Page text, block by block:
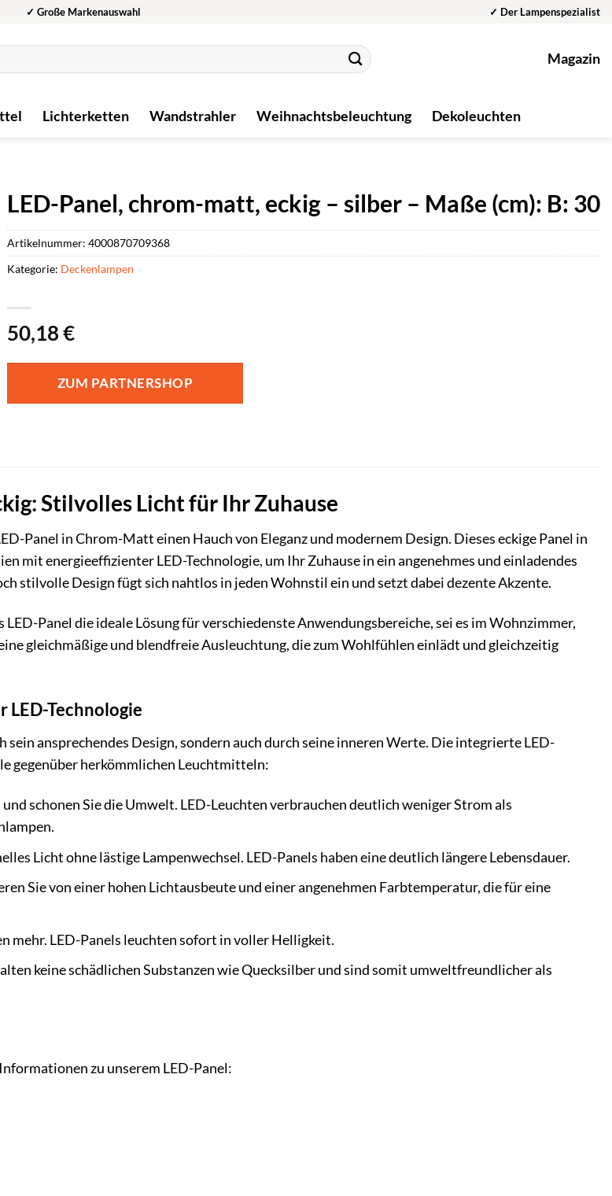
✓ Große Markenauswahl ✓ Der Lampenspezialist
Magazin
Lichterketten Wandstrahler Weihnachtsbeleuchtung Dekoleuchten
LED-Panel, chrom-matt, eckig – silber – Maße (cm): B: 30
50,18€
ZUM PARTNERSHOP
Artikelnummer: 4000870709368
Kategorie: Deckenlampen
Stilvolles Licht für Ihr Zuhause
Panel in Chrom-Matt einen Hauch von Eleganz und modernem Design. Dieses eckige Panel in
mit energieeffizienter LED-Technologie, um Ihr Zuhause in ein angenehmes und einladendes
stilvolle Design fügt sich nahtlos in jeden Wohnstil ein und setzt dabei dezente Akzente.
Panel die ideale Lösung für verschiedenste Anwendungsbereiche, sei es im Wohnzimmer,
gleichmäßige und blendfreie Ausleuchtung, die zum Wohlfühlen einlädt und gleichzeitig
LED-Technologie
sein ansprechendes Design, sondern auch durch seine inneren Werte. Die integrierte LED-
gegenüber herkömmlichen Leuchtmitteln:
und schonen Sie die Umwelt. LED-Leuchten verbrauchen deutlich weniger Strom als
Licht ohne lästige Lampenwechsel. LED-Panels haben eine deutlich längere Lebensdauer.
Sie von einer hohen Lichtausbeute und einer angenehmen Farbtemperatur, die für eine
mehr. LED-Panels leuchten sofort in voller Helligkeit.
keine schädlichen Substanzen wie Quecksilber und sind somit umweltfreundlicher als
zu unserem LED-Panel: